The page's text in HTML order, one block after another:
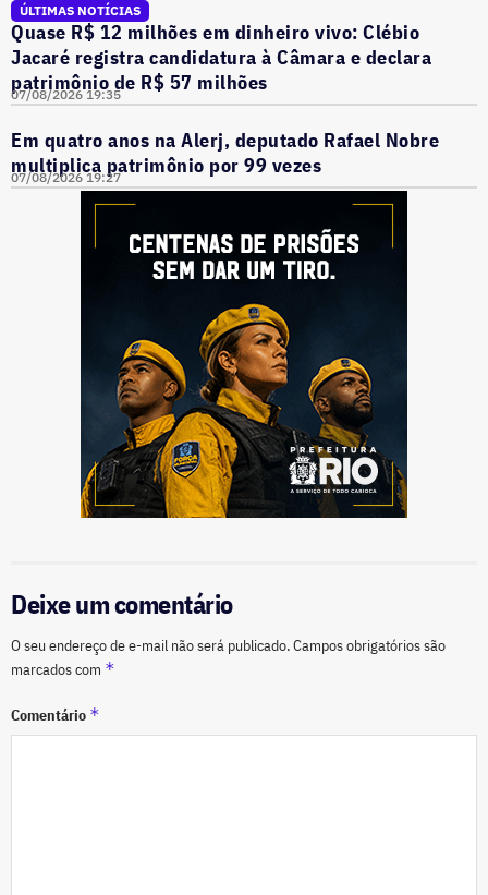
ÚLTIMAS NOTÍCIAS
Quase R$ 12 milhões em dinheiro vivo: Clébio
Jacaré registra candidatura à Câmara e declara
patrimônio de R$ 57 milhões
07/08/2026 19:35
Em quatro anos na Alerj, deputado Rafael Nobre
multiplica patrimônio por 99 vezes
07/08/2026 19:27
Deixe um comentário
O seu endereço de e-mail não será publicado.Campos obrigatórios são
marcados com *
Comentário *